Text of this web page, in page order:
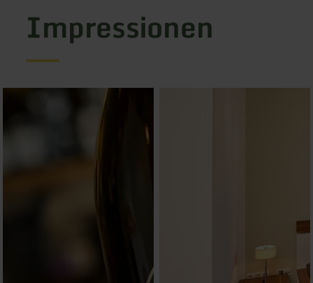
Impressionen